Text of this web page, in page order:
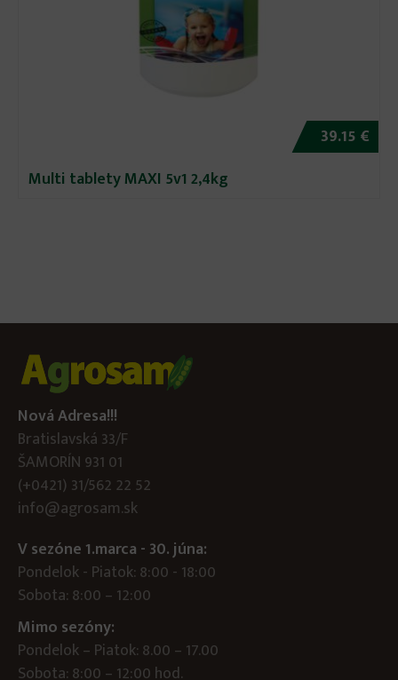
39.15 €
Multi tablety MAXI 5v1 2,4kg
Nová Adresa!!!
Bratislavská 33/F
ŠAMORÍN 931 01
(+0421) 31/562 22 52
info@agrosam.sk
V sezóne 1.marca - 30. júna:
Pondelok - Piatok: 8:00 - 18:00
Sobota: 8:00 – 12:00
Mimo sezóny:
Pondelok – Piatok: 8.00 – 17.00
Sobota: 8:00 – 12:00 hod.